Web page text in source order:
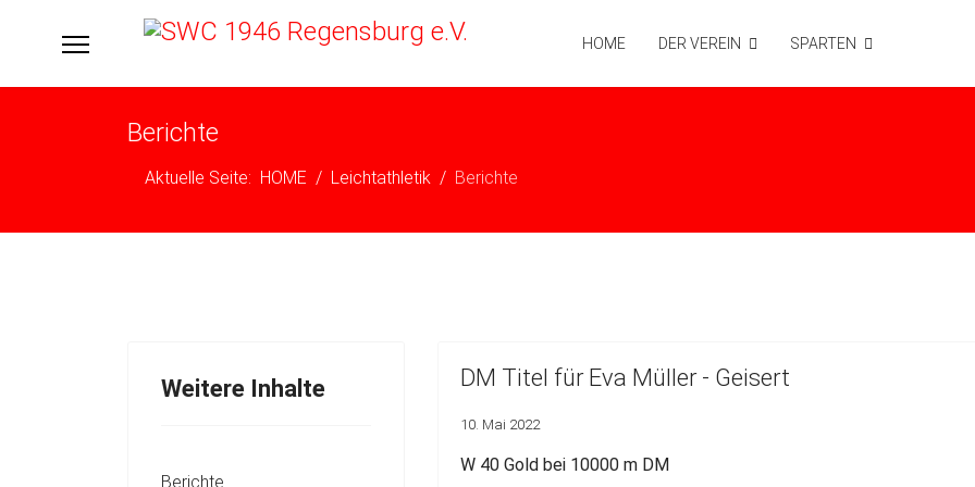
HOME DER VEREIN SPARTEN
Berichte
Aktuelle Seite: HOME Leichtathletik Berichte
Weitere Inhalte
Berichte
DM Titel für Eva Müller - Geisert
10. Mai 2022
W 40 Gold bei 10000 m DM